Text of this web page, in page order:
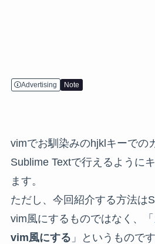
Advertising Note
vimでお馴染みのhjklキーでの
Sublime Textで行えるように
ます。
ただし、今回紹介する方法は
vim風にするものではなく、「
vim風にする 」というものです